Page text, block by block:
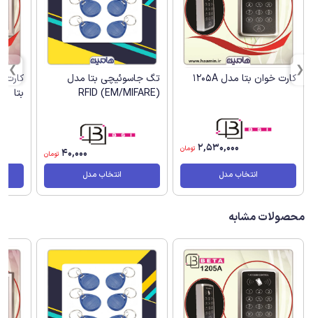
کارت خوان بتا مدل 1205A
2,530,000 تومان
انتخاب مدل
تگ جاسوئیچی بتا مدل
(RFID (EM/MIFARE
40,000 تومان
انتخاب مدل
بتا
محصولات مشابه